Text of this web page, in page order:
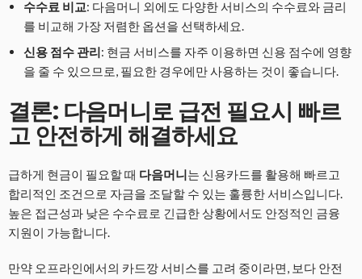
수수료 비교: 다음머니 외에도 다양한 서비스의 수수료와 금리
를 비교해 가장 저렴한 옵션을 선택하세요.
신용 점수 관리: 현금 서비스를 자주 이용하면 신용 점수에 영향
을 줄 수 있으므로, 필요한 경우에만 사용하는 것이 좋습니다.
결론: 다음머니로 급전 필요시 빠르
고 안전하게 해결하세요
급하게 현금이 필요할 때 다음머니는 신용카드를 활용해 빠르고
합리적인 조건으로 자금을 조달할 수 있는 훌륭한 서비스입니다.
높은 접근성과 낮은 수수료로 긴급한 상황에서도 안정적인 금융
지원이 가능합니다.
만약 오프라인에서의 카드깡 서비스를 고려 중이라면, 보다 안전